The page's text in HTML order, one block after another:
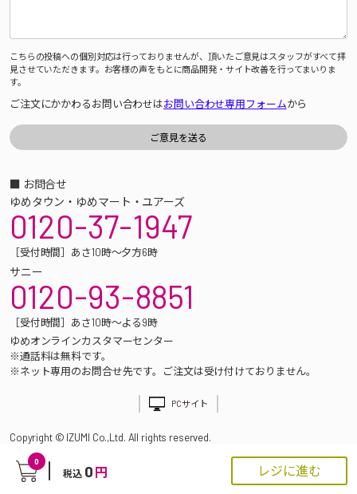
0
税込 0 円 レジに進む
こちらの投稿への個別対応は行っておりませんが、頂いたご意見はスタッフがすべて拝
見させていただきます。お客様の声をもとに商品開発・サイト改善を行ってまいりま
す。
ご注文にかかわるお問い合わせはお問い合わせ専用フォームから
■ お問合せ
ゆめタウン・ゆめマート・ユアーズ
0120-37-1947
［受付時間］あさ10時～夕方6時
サニー
0120-93-8851
［受付時間］あさ10時～よる9時
ゆめオンラインカスタマーセンター
※通話料は無料です。
※ネット専用のお問合せ先です。ご注文は受け付けておりません。
PCサイト
Copyright © IZUMI Co.,Ltd. All rights reserved.